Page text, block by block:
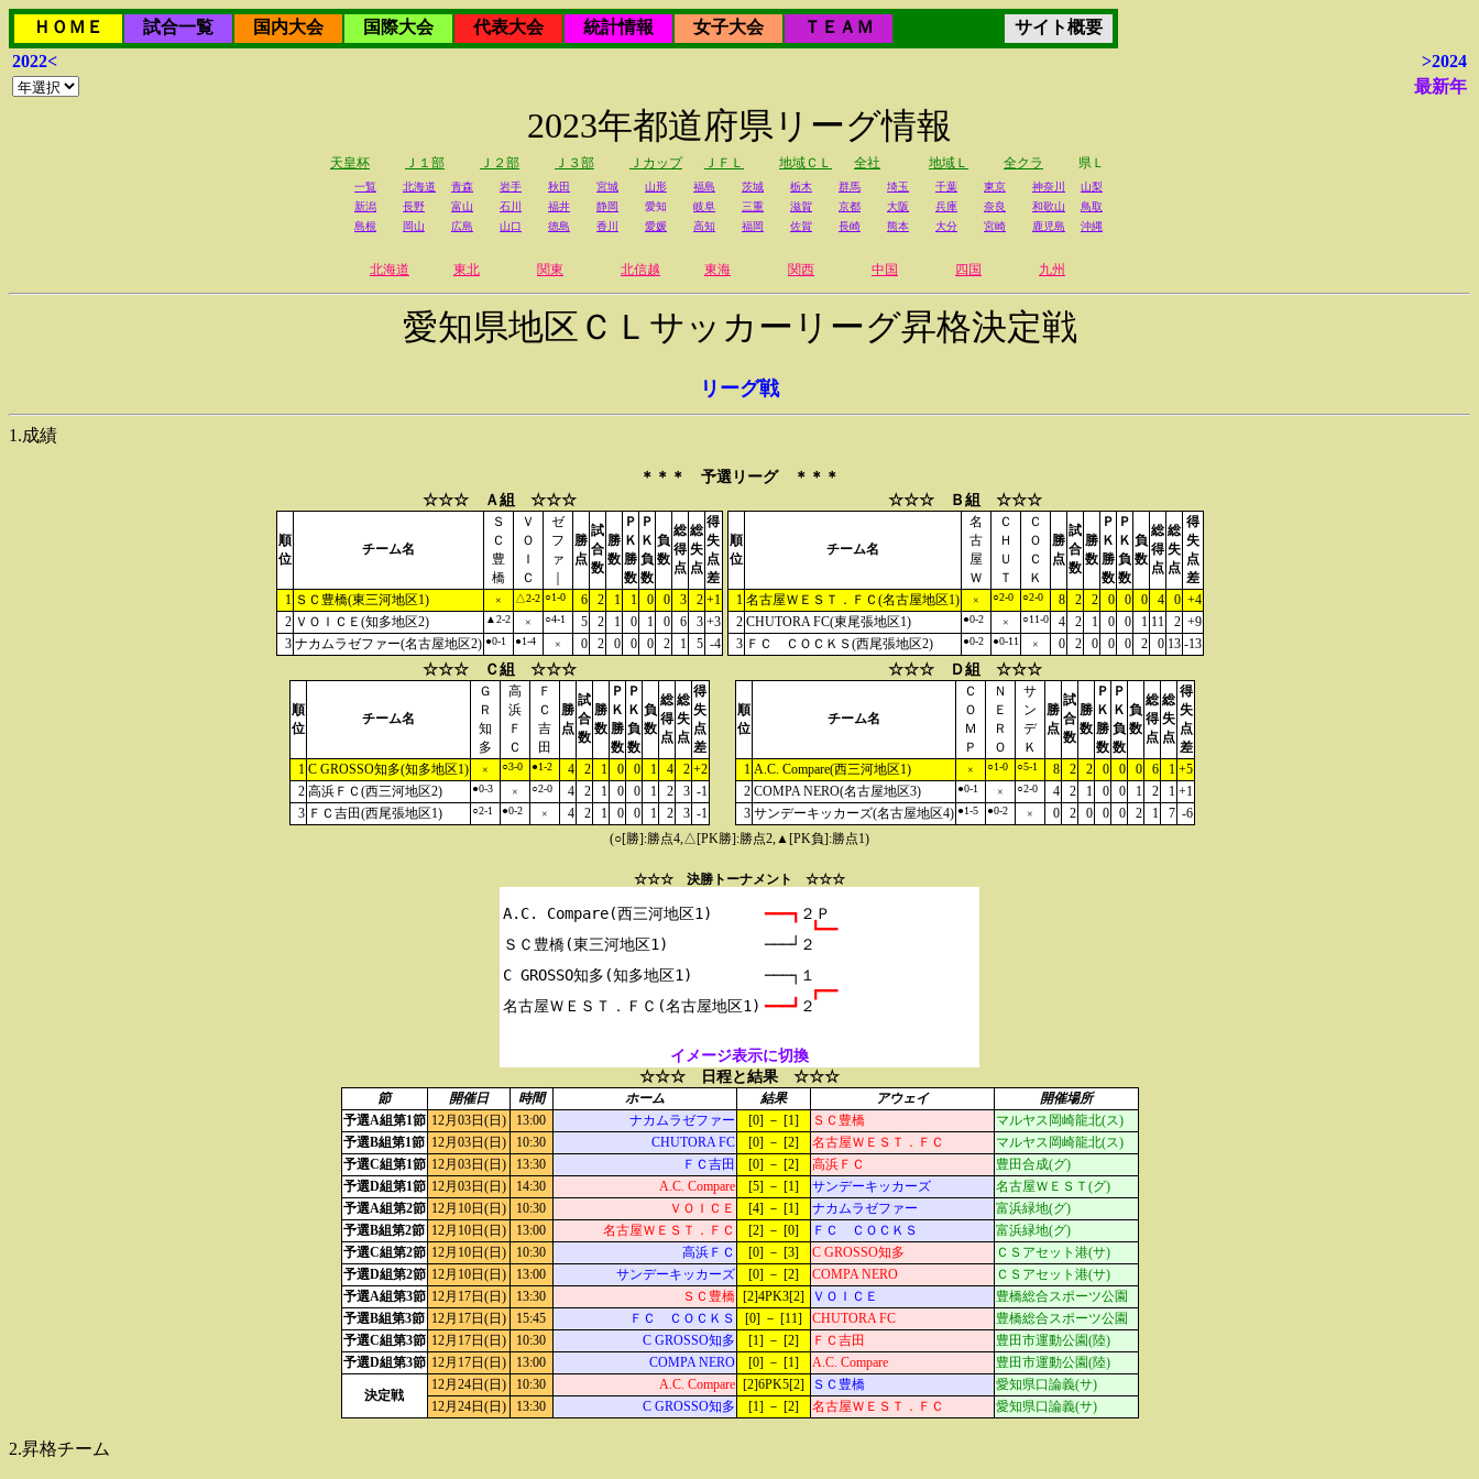
ＨＯＭＥ 試合一覧 国内大会 国際大会 代表大会 統計情報 女子大会 ＴＥＡＭ
サイト概要
2022<
>2024
最新年
2023年都道府県リーグ情報
天皇杯 Ｊ１部 Ｊ２部 Ｊ３部 Ｊカップ ＪＦＬ 地域ＣＬ 全社 地域Ｌ 全クラ 県Ｌ
一覧 北海道 青森 岩手 秋田 宮城 山形 福島 茨城 栃木 群馬 埼玉 千葉 東京 神奈川
山梨
新潟
長野 富山 石川 福井 静岡 愛知 岐阜 三重 滋賀 京都 大阪 兵庫 奈良 和歌山
鳥取
島根
岡山 広島 山口 徳島 香川 愛媛 高知 福岡 佐賀 長崎 熊本 大分 宮崎 鹿児島 沖縄
北海道 東北 関東 北信越 東海 関西 中国 四国 九州
愛知県地区ＣＬサッカーリーグ昇格決定戦
リーグ戦
1.成績
＊＊＊ 予選リーグ ＊＊＊
☆☆☆ Ａ組 ☆☆☆
順
位
チーム名
Ｓ
Ｃ
豊
橋
Ｖ
Ｏ
Ｉ
Ｃ
ゼ
フ
ァ
勝
点
試
合
数
勝
数
Ｐ
Ｋ
勝
数
Ｐ
Ｋ
負
数
負
数
総
得
点
総
失
点
得
失
点
差
1 ＳＣ豊橋(東三河地区1) × △2-2 ○1-0 6 2 1 1 0 0 3 2 +1
2 ＶＯＩＣＥ(知多地区2) ▲2-2 × ○4-1 5 2 1 0 1 0 6 3 +3
3 ナカムラゼファー(名古屋地区2) ●0-1 ●1-4 × 0 2 0 0 0 2 1 5 -4
☆☆☆ Ｂ組 ☆☆☆
順
位
チーム名
名
古
屋
Ｗ
Ｃ
Ｈ
Ｕ
Ｔ
Ｃ
Ｏ
Ｃ
Ｋ
勝
点
試
合
数
勝
数
Ｐ
Ｋ
勝
数
Ｐ
Ｋ
負
数
負
数
総
得
点
総
失
点
得
失
点
差
1 名古屋ＷＥＳＴ．ＦＣ(名古屋地区1) × ○2-0 ○2-0 8 2 2 0 0 0 4 0 +4
2 CHUTORA FC(東尾張地区1) ●0-2 × ○11-0 4 2 1 0 0 1 11 2 +9
3 ＦＣ ＣＯＣＫＳ(西尾張地区2) ●0-2 ●0-11 × 0 2 0 0 0 2 0 13 -13
☆☆☆ Ｃ組 ☆☆☆
順
位
チーム名
Ｇ
Ｒ
知
多
高
浜
Ｆ
Ｃ
Ｆ
Ｃ
吉
田
勝
点
試
合
数
勝
数
Ｐ
Ｋ
勝
数
Ｐ
Ｋ
負
数
負
数
総
得
点
総
失
点
得
失
点
差
1 C GROSSO知多(知多地区1) × ○3-0 ●1-2 4 2 1 0 0 1 4 2 +2
2 高浜ＦＣ(西三河地区2) ●0-3 × ○2-0 4 2 1 0 0 1 2 3 -1
3 ＦＣ吉田(西尾張地区1) ○2-1 ●0-2 × 4 2 1 0 0 1 2 3 -1
☆☆☆ Ｄ組 ☆☆☆
順
位
チーム名
Ｃ
Ｏ
Ｍ
Ｐ
Ｎ
Ｅ
Ｒ
Ｏ
サ
ン
デ
Ｋ
勝
点
試
合
数
勝
数
Ｐ
Ｋ
勝
数
Ｐ
Ｋ
負
数
負
数
総
得
点
総
失
点
得
失
点
差
1 A.C. Compare(西三河地区1) × ○1-0 ○5-1 8 2 2 0 0 0 6 1 +5
2 COMPA NERO(名古屋地区3) ●0-1 × ○2-0 4 2 1 0 0 1 2 1 +1
3 サンデーキッカーズ(名古屋地区4) ●1-5 ●0-2 × 0 2 0 0 0 2 1 7 -6
(○[勝]:勝点4,△[PK勝]:勝点2,▲[PK負]:勝点1)
☆☆☆ 決勝トーナメント ☆☆☆
A.C. Compare(西三河地区1)
ＳＣ豊橋(東三河地区1)
C GROSSO知多(知多地区1)
━━━┓ ２Ｐ
┗━━
───┘２
───┐１
┏━━
━━━┛ ２
イメージ表示に切換
☆☆☆ 日程と結果 ☆☆☆
節 開催日 時間 ホーム 結果 アウェイ
開催場所
予選A組第1節 12月03日(日) 13:00 ナカムラゼファー [0] － [1] ＳＣ豊橋
マルヤス岡崎龍北(ス)
予選B組第1節 12月03日(日) 10:30 CHUTORA FC [0] － [2] 名古屋ＷＥＳＴ．ＦＣ
マルヤス岡崎龍北(ス)
予選C組第1節 12月03日(日) 13:30 ＦＣ吉田 [0] － [2] 高浜ＦＣ
豊田合成(グ)
予選D組第1節 12月03日(日) 14:30 A.C. Compare [5] － [1] サンデーキッカーズ
名古屋ＷＥＳＴ(グ)
予選A組第2節 12月10日(日) 10:30 ＶＯＩＣＥ [4] － [1] ナカムラゼファー
富浜緑地(グ)
予選B組第2節 12月10日(日) 13:00 名古屋ＷＥＳＴ．ＦＣ [2] － [0] ＦＣ ＣＯＣＫＳ
富浜緑地(グ)
予選C組第2節 12月10日(日) 10:30 高浜ＦＣ [0] － [3] C GROSSO知多
ＣＳアセット港(サ)
予選D組第2節 12月10日(日) 13:00 サンデーキッカーズ [0] － [2] COMPA NERO
ＣＳアセット港(サ)
予選A組第3節 12月17日(日) 13:30 ＳＣ豊橋 [2]4PK3[2] ＶＯＩＣＥ
豊橋総合スポーツ公園
予選B組第3節 12月17日(日) 15:45 ＦＣ ＣＯＣＫＳ [0] － [11] CHUTORA FC
豊橋総合スポーツ公園
予選C組第3節 12月17日(日) 10:30 C GROSSO知多 [1] － [2] ＦＣ吉田
豊田市運動公園(陸)
予選D組第3節 12月17日(日) 13:00 COMPA NERO [0] － [1] A.C. Compare 豊田市運動公園(陸)
決定戦
12月24日(日) 10:30 A.C. Compare [2]6PK5[2] ＳＣ豊橋
愛知県口論義(サ)
12月24日(日)
13:30 C GROSSO知多 [1] － [2] 名古屋ＷＥＳＴ．ＦＣ 愛知県口論義(サ)
2.昇格チーム